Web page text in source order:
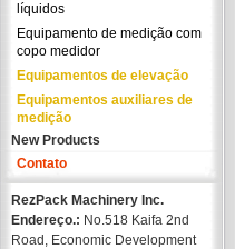
líquidos
Equipamento de medição com
copo medidor
Equipamentos de elevação
Equipamentos auxiliares de
medição
New Products
Contato
RezPack Machinery Inc.
Endereço.: No.518 Kaifa 2nd
Road, Economic Development